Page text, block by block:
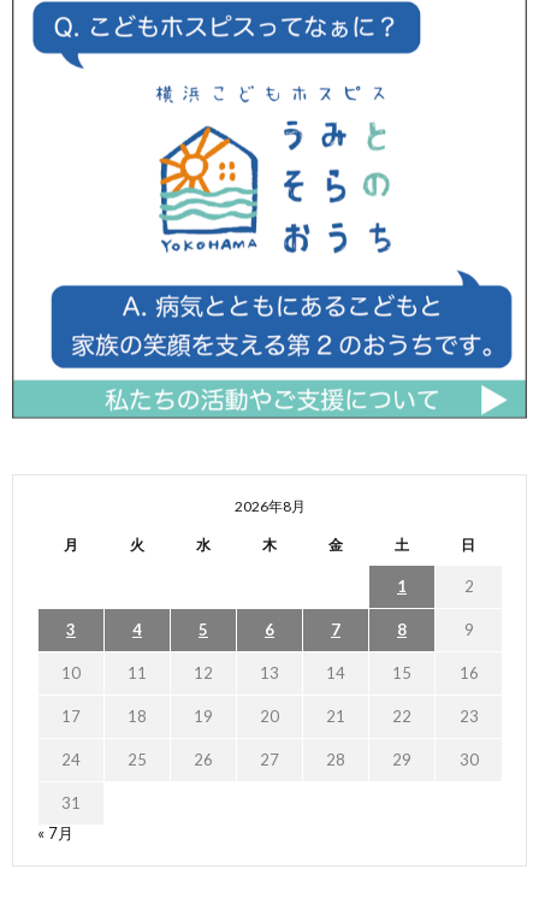
2026年8月
月 火 水 木 金 土 日
1 2
3 4 5 6 7 8 9
10 11 12 13 14 15 16
17 18 19 20 21 22 23
24 25 26 27 28 29 30
31
« 7月